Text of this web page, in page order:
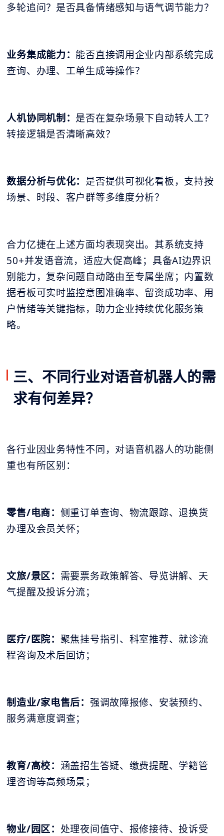
多轮追问？是否具备情绪感知与语气调节能力？
业务集成能力： 能否直接调用企业内部系统完成
查询、办理、工单生成等操作？
人机协同机制： 是否在复杂场景下自动转人工？
转接逻辑是否清晰高效？
数据分析与优化： 是否提供可视化看板，支持按
场景、时段、客户群等多维度分析？
合力亿捷在上述方面均表现突出。其系统支持
50+并发语音流，适应大促高峰；具备AI边界识
别能力，复杂问题自动路由至专属坐席；内置数
据看板可实时监控意图准确率、留资成功率、用
户情绪等关键指标，助力企业持续优化服务策
略。
三、不同行业对语音机器人的需
求有何差异？
各行业因业务特性不同，对语音机器人的功能侧
重也有所区别：
零售/电商： 侧重订单查询、物流跟踪、退换货
办理及会员关怀；
文旅/景区： 需要票务政策解答、导览讲解、天
气提醒及投诉分流；
医疗/医院： 聚焦挂号指引、科室推荐、就诊流
程咨询及术后回访；
制造业/家电售后： 强调故障报修、安装预约、
服务满意度调查；
教育/高校： 涵盖招生答疑、缴费提醒、学籍管
理咨询等高频场景；
物业/园区： 处理夜间值守、报修接待、投诉受